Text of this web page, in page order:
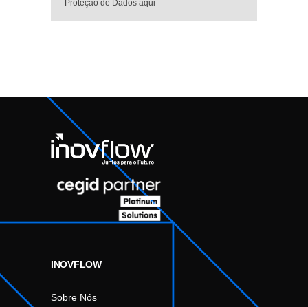
Proteção de Dados aqui
INOVFLOW
Sobre Nós